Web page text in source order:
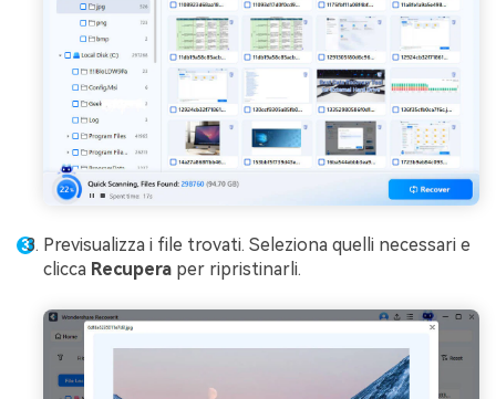
Previsualizza i file trovati. Seleziona quelli necessari e
clicca Recupera per ripristinarli.